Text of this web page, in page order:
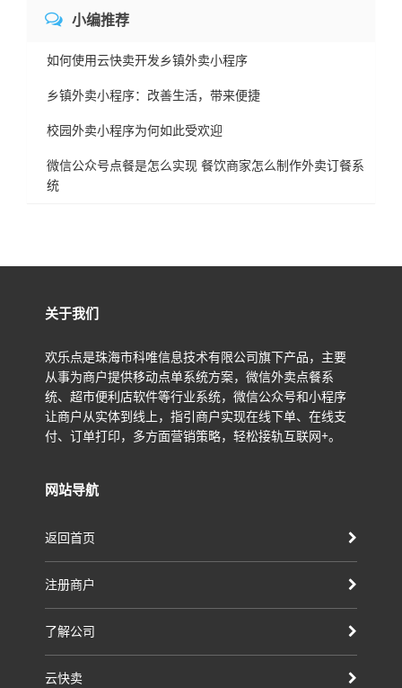
小编推荐
如何使用云快卖开发乡镇外卖小程序
乡镇外卖小程序：改善生活，带来便捷
校园外卖小程序为何如此受欢迎
微信公众号点餐是怎么实现 餐饮商家怎么制作外卖订餐系
统
关于我们
欢乐点是珠海市科唯信息技术有限公司旗下产品，主要
从事为商户提供移动点单系统方案，微信外卖点餐系
统、超市便利店软件等行业系统，微信公众号和小程序
让商户从实体到线上，指引商户实现在线下单、在线支
付、订单打印，多方面营销策略，轻松接轨互联网+。
网站导航
返回首页
注册商户
了解公司
云快卖